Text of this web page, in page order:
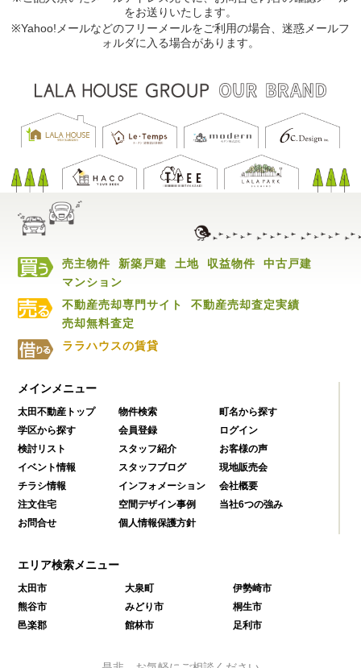
をお送りいたします。
※Yahoo!メールなどのフリーメールをご利用の場合、迷惑メールフ
ォルダに入る場合があります。
売主物件 新築戸建 土地 収益物件
中古戸建
マンション
不動産売却専門サイト
不動産売却査定実績
売却無料査定
ララハウスの賃貸
メインメニュー
太田不動産トップ 物件検索
町名から探す
学区から探す
会員登録
ログイン
検討リスト
スタッフ紹介
お客様の声
イベント情報
スタッフブログ
現地販売会
チラシ情報
インフォメーション
会社概要
注文住宅
空間デザイン事例
当社6つの強み
お問合せ
個人情報保護方針
エリア検索メニュー
太田市 大泉町
伊勢崎市
熊谷市
みどり市
桐生市
邑楽郡
館林市 足利市